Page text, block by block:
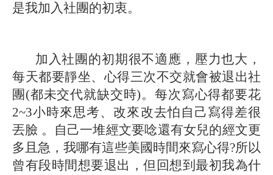
是我加入社團的初衷。
加入社團的初期很不適應，壓力也大，
每天都要靜坐、心得三次不交就會被退出社
團(都未交代就缺交時)。每次寫心得都要花
2~3小時來思考、改來改去怕自己寫得差很
丟臉 。自己一堆經文要唸還有女兒的經文更
多且急，我哪有這些美國時間來寫心得?所以
曾有段時間想要退出，但回想到最初我為什